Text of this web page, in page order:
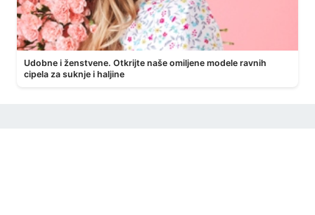
Udobne i ženstvene. Otkrijte naše omiljene modele ravnih
cipela za suknje i haljine